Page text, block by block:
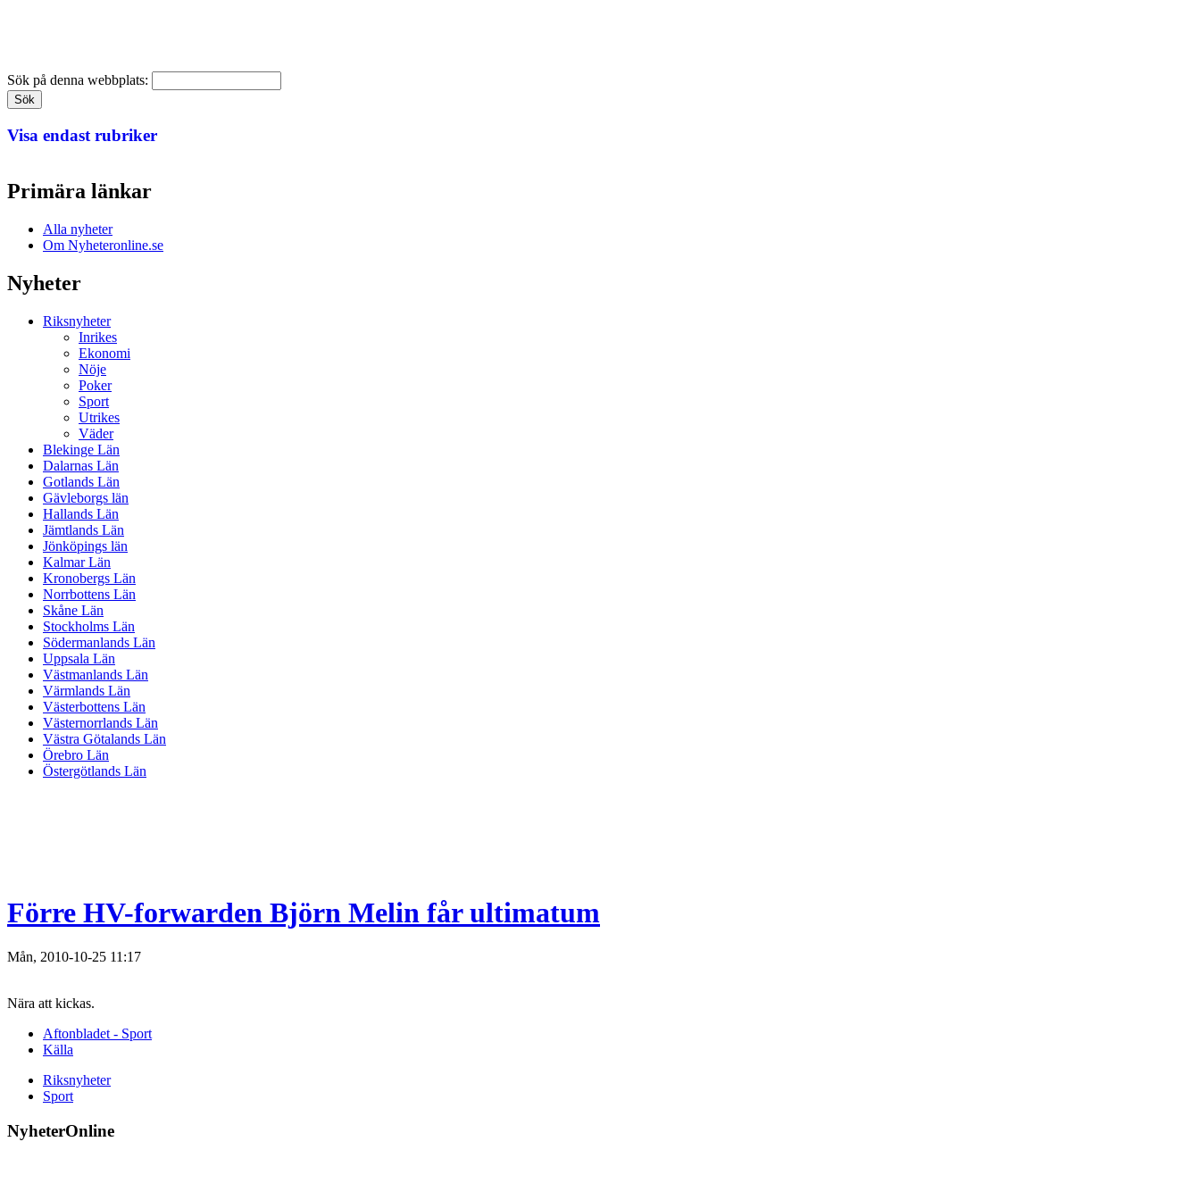
Sök på denna webbplats:
Visa endast rubriker
Primära länkar
Alla nyheter
Om Nyheteronline.se
Nyheter
Riksnyheter
Inrikes
Ekonomi
Nöje
Poker
Sport
Utrikes
Väder
Blekinge Län
Dalarnas Län
Gotlands Län
Gävleborgs län
Hallands Län
Jämtlands Län
Jönköpings län
Kalmar Län
Kronobergs Län
Norrbottens Län
Skåne Län
Stockholms Län
Södermanlands Län
Uppsala Län
Västmanlands Län
Värmlands Län
Västerbottens Län
Västernorrlands Län
Västra Götalands Län
Örebro Län
Östergötlands Län
Förre HV-forwarden Björn Melin får ultimatum
Mån, 2010-10-25 11:17
Nära att kickas.
Aftonbladet - Sport
Källa
Riksnyheter
Sport
NyheterOnline